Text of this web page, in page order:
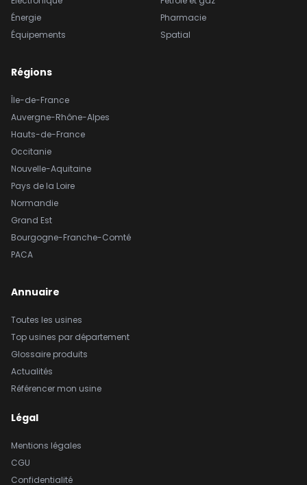
Énergie
Équipements
Pharmacie
Spatial
Régions
Île-de-France
Auvergne-Rhône-Alpes
Hauts-de-France
Occitanie
Nouvelle-Aquitaine
Pays de la Loire
Normandie
Grand Est
Bourgogne-Franche-Comté
PACA
Annuaire
Toutes les usines
Top usines par département
Glossaire produits
Actualités
Référencer mon usine
Légal
Mentions légales
CGU
Confidentialité